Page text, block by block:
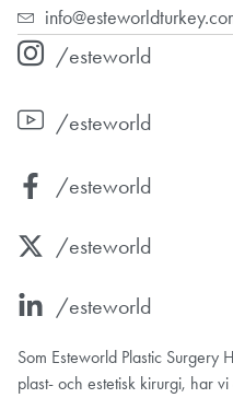
/esteworld
/esteworld
/esteworld
/esteworld
/esteworld
Som Esteworld Plastic Surgery
plast- och estetisk kirurgi, har